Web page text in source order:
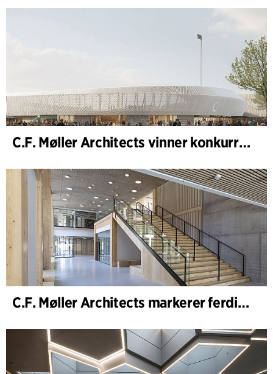
C.F. Møller Architects vinner konkurranse om nytt stadion i Malmö
C.F. Møller Architects markerer ferdigstillelsen av WoodHub – Danmarks største kontorbygg i tre